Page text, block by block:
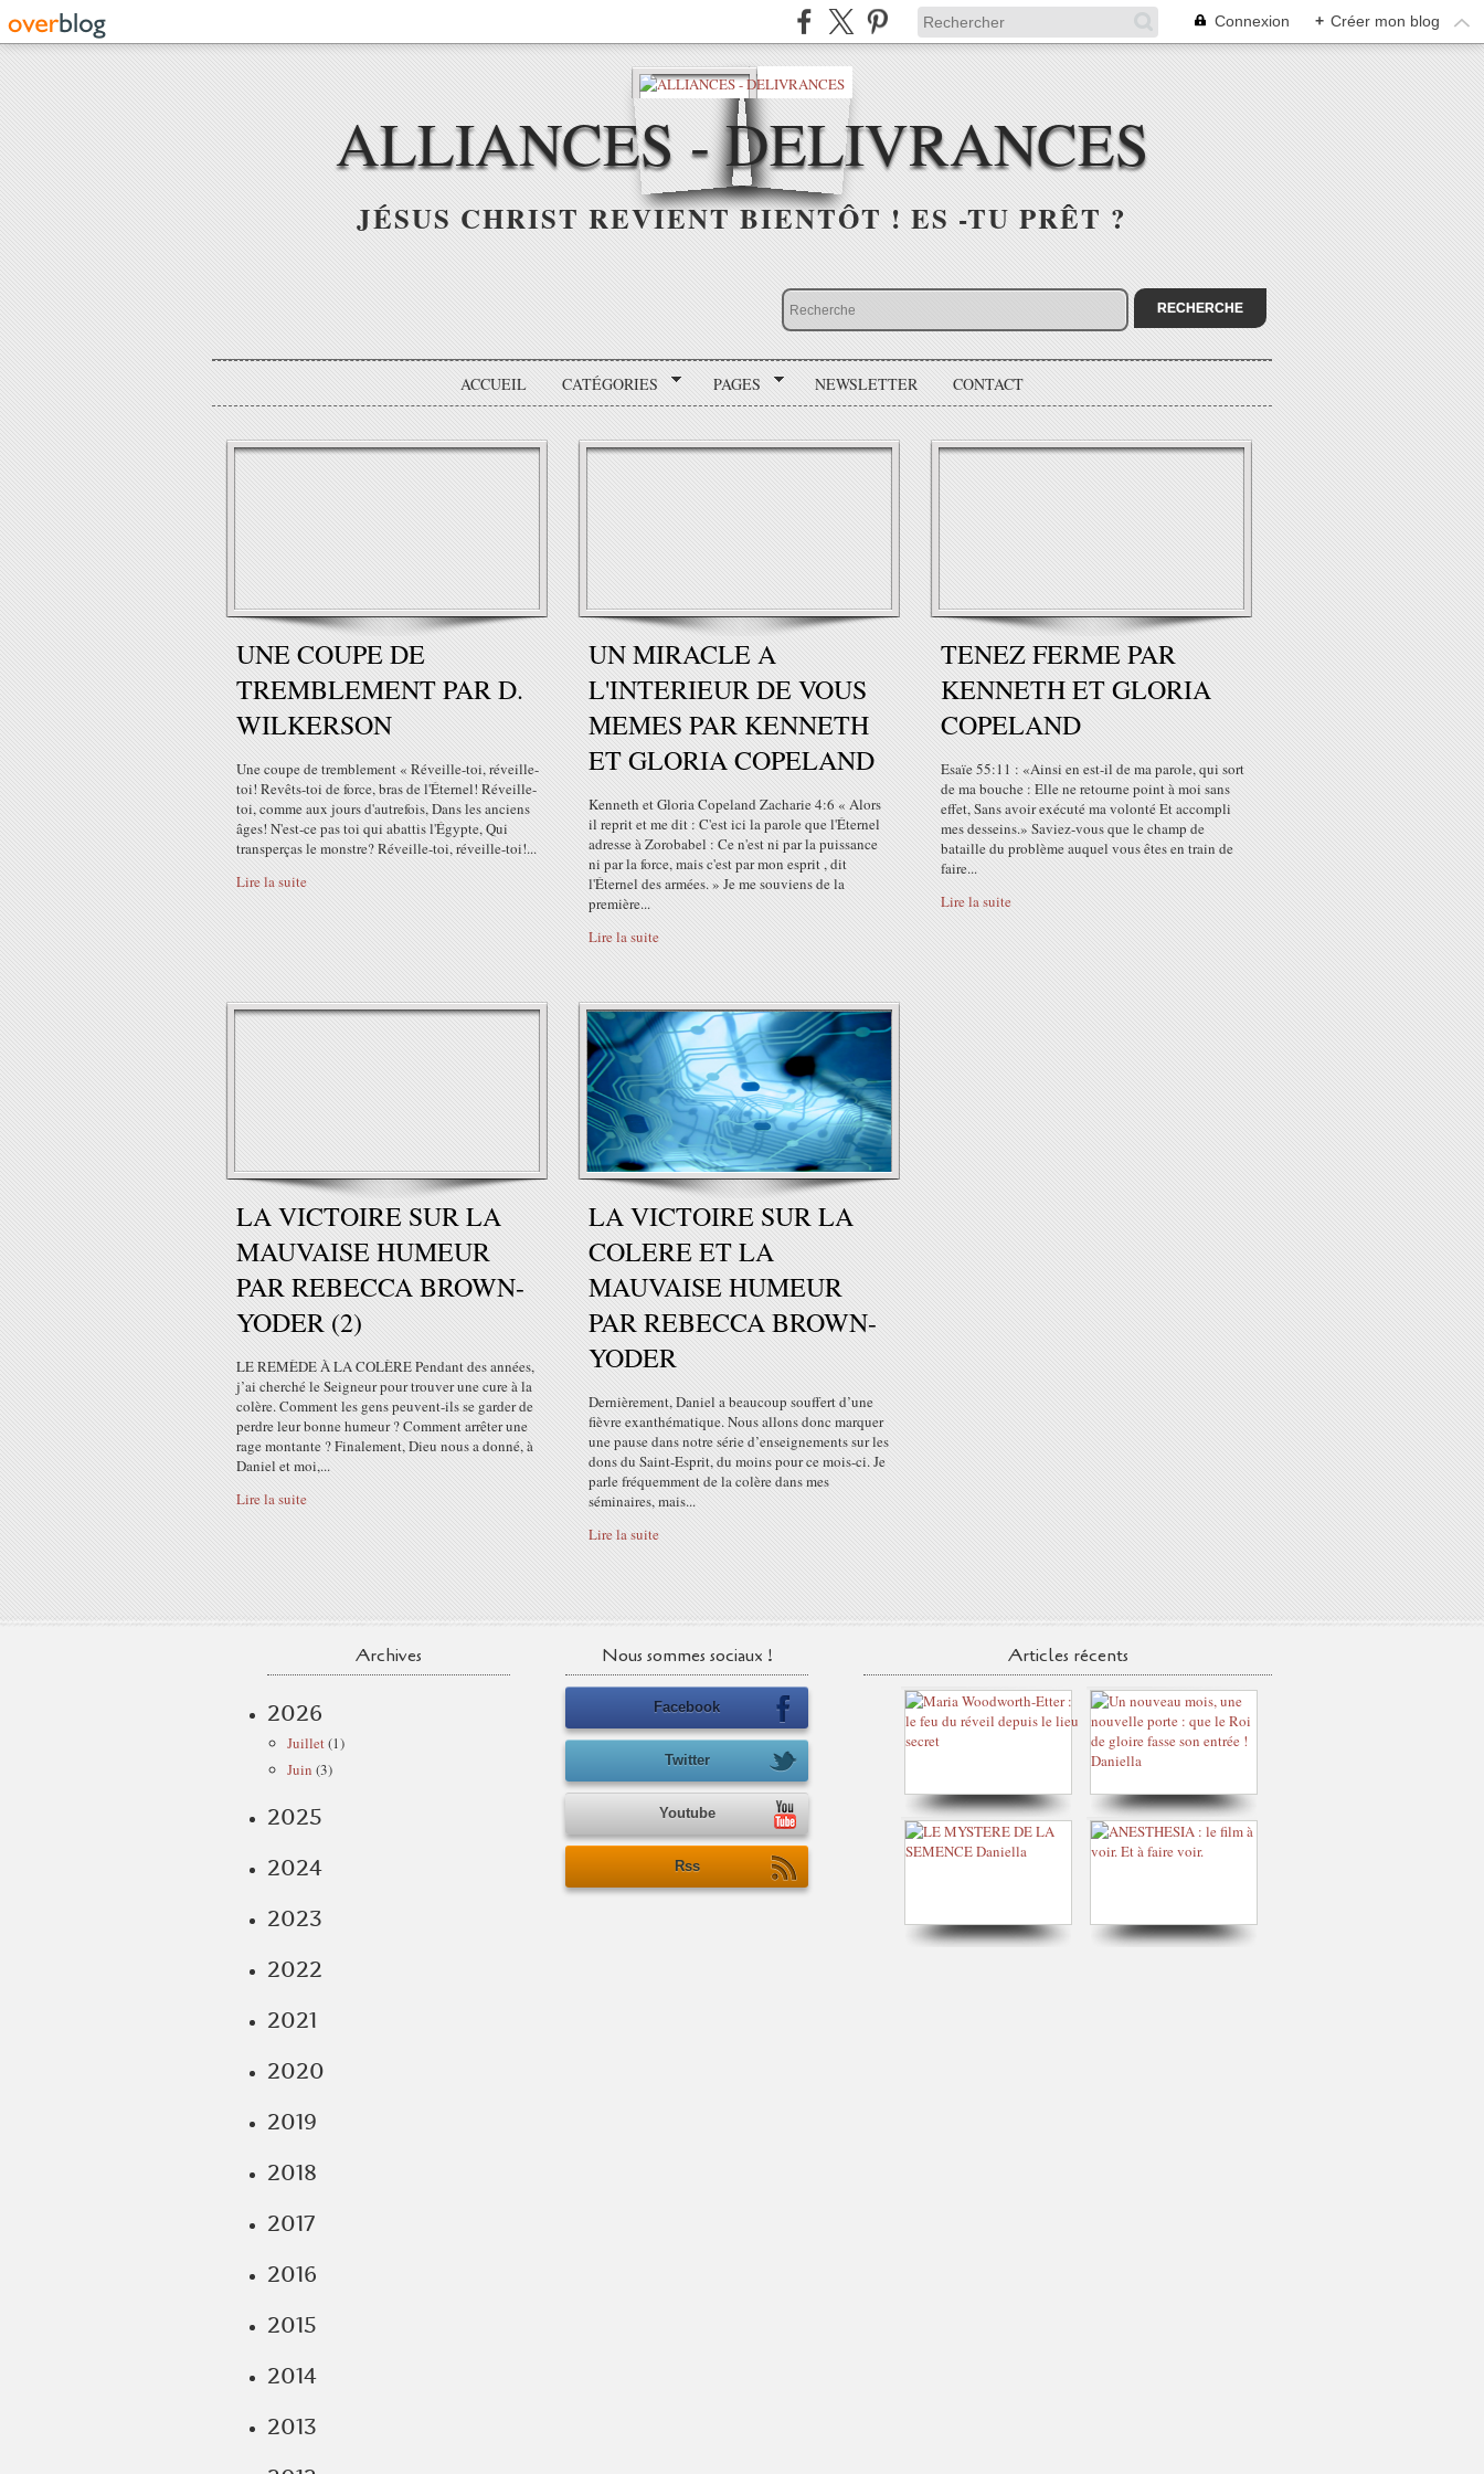
Connexion + Créer mon blog
ALLIANCES - DELIVRANCES
JÉSUS CHRIST REVIENT BIENTÔT ! ES -TU PRÊT ?
ACCUEIL CATÉGORIES PAGES NEWSLETTER CONTACT
UNE COUPE DE
TREMBLEMENT PAR D.
WILKERSON
Une coupe de tremblement « Réveille-toi, réveille-
toi! Revêts-toi de force, bras de l'Éternel! Réveille-
toi, comme aux jours d'autrefois, Dans les anciens
âges! N'est-ce pas toi qui abattis l'Égypte, Qui
transperças le monstre? Réveille-toi, réveille-toi!...
Lire la suite
UN MIRACLE A
L'INTERIEUR DE VOUS
MEMES PAR KENNETH
ET GLORIA COPELAND
Kenneth et Gloria Copeland Zacharie 4:6 « Alors
il reprit et me dit : C'est ici la parole que l'Éternel
adresse à Zorobabel : Ce n'est ni par la puissance
ni par la force, mais c'est par mon esprit , dit
l'Éternel des armées. » Je me souviens de la
première...
Lire la suite
TENEZ FERME PAR
KENNETH ET GLORIA
COPELAND
Esaïe 55:11 : «Ainsi en est-il de ma parole, qui sort
de ma bouche : Elle ne retourne point à moi sans
effet, Sans avoir exécuté ma volonté Et accompli
mes desseins.» Saviez-vous que le champ de
bataille du problème auquel vous êtes en train de
faire...
Lire la suite
LA VICTOIRE SUR LA
MAUVAISE HUMEUR
PAR REBECCA BROWN-
YODER (2)
LE REMÈDE À LA COLÈRE Pendant des années,
j’ai cherché le Seigneur pour trouver une cure à la
colère. Comment les gens peuvent-ils se garder de
perdre leur bonne humeur ? Comment arrêter une
rage montante ? Finalement, Dieu nous a donné, à
Daniel et moi,...
Lire la suite
LA VICTOIRE SUR LA
COLERE ET LA
MAUVAISE HUMEUR
PAR REBECCA BROWN-
YODER
Dernièrement, Daniel a beaucoup souffert d’une
fièvre exanthématique. Nous allons donc marquer
une pause dans notre série d’enseignements sur les
dons du Saint-Esprit, du moins pour ce mois-ci. Je
parle fréquemment de la colère dans mes
séminaires, mais...
Lire la suite
Archives
2026
Juillet(1)
Juin (3)
2025
2024
2023
2022
2021
2020
2019
2018
2017
2016
2015
2014
2013
Nous sommes sociaux !
Facebook
Twitter
Youtube
Rss
Articles récents